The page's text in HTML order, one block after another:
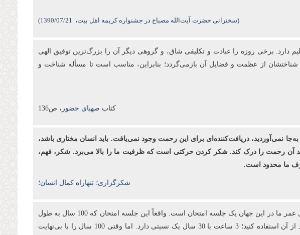
(سخنرانی حضرت آیت‌الله مصباح در جشنواره کریمه اهل بیت، 1390/07/21
)
دارد. برخی روزه را عبادت و تكلیفی شاق، و گروهی دیگر آن را بزرگ‌ترین توفیق الهی
شناختشان از عظمت و فضایل آن بازمی‌گردد؛ بنابراین، مناسب است تا مسأله شناخت و
کتاب صهبای حضور، ص136
نمی‌آوردید، دریافت‌کننده‌ای برای این رحمت وجود نمی‌یافت. باید انسان مختاری باشد،
آن رحمت را درک کند. شکر کردن حرکتی است که ظرفیت ما را بالا می‌برد. شکر، فهم،
ما محدود است.
شکرگزاری؛ تنهاراه کمال انسان؛
انبیا آمدند تا به آدمیان بفهمانند که برای این دنیا آفریده نشده‌اند. اینجا یک جلسه آزمایش است. آری! تمام این 100 سال عمر ما در این جهان یک جلسه امتحان است. واقعاً این جلسه امتحان که 100 سال به طول
می‌انجامد، در مقابل بی‌نهایت آخرت چه نسبتی دارد؟ شما 3 ساعت در جلسه امتحان کنکور می‌نشینید تا 30 سال بعد از آن استفاده کنید؛ 3 ساعت با 30 سال یک نسبتی دارد. اما وقتی 100 سال را با بی‌نهایت